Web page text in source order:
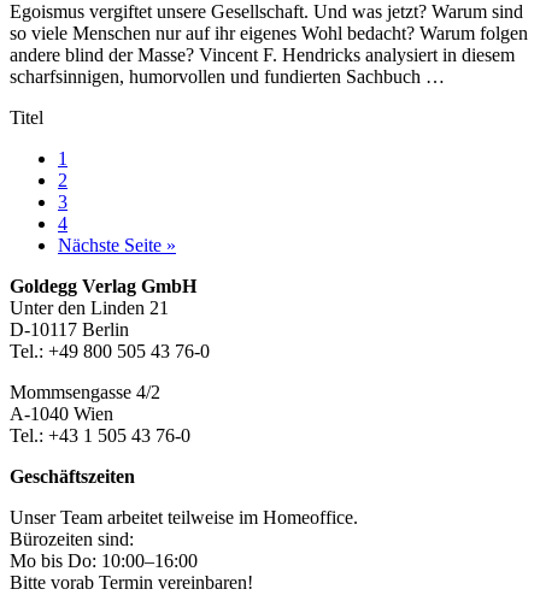
Egoismus vergiftet unsere Gesellschaft. Und was jetzt? Warum sind
so viele Menschen nur auf ihr eigenes Wohl bedacht? Warum folgen
andere blind der Masse? Vincent F. Hendricks analysiert in diesem
scharfsinnigen, humorvollen und fundierten Sachbuch …
Titel
Seite
1
Seite
2
Seite
3
Seite
4
Nächste Seite aufrufen
»
Footer-
Section
Goldegg Verlag GmbH
Unter den Linden 21
D-10117 Berlin
Tel.: +49 800 505 43 76-0
Mommsengasse 4/2
A-1040 Wien
Tel.: +43 1 505 43 76-0
Geschäftszeiten
Unser Team arbeitet teilweise im Homeoffice.
Bürozeiten sind:
Mo bis Do: 10:00–16:00
Bitte vorab Termin vereinbaren!